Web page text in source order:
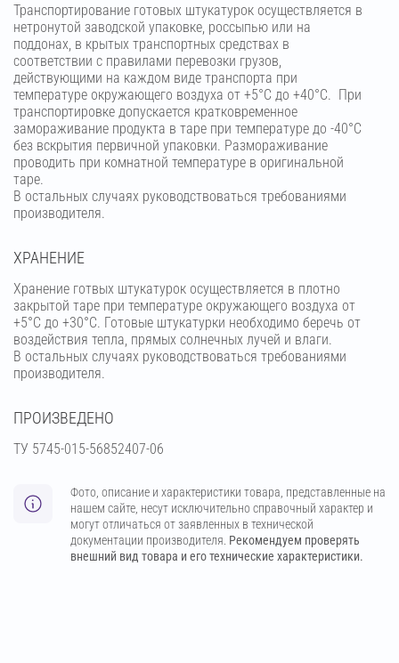
Транспортирование готовых штукатурок осуществляется в
нетронутой заводской упаковке, россыпью или на
поддонах, в крытых транспортных средствах в
соответствии с правилами перевозки грузов,
действующими на каждом виде транспорта при
температуре окружающего воздуха от +5°С до +40°С. При
транспортировке допускается кратковременное
замораживание продукта в таре при температуре до -40°С
без вскрытия первичной упаковки. Размораживание
проводить при комнатной температуре в оригинальной
таре.
В остальных случаях руководствоваться требованиями
производителя.
ХРАНЕНИЕ
Хранение готвых штукатурок осуществляется в плотно
закрытой таре при температуре окружающего воздуха от
+5°С до +30°С. Готовые штукатурки необходимо беречь от
воздействия тепла, прямых солнечных лучей и влаги.
В остальных случаях руководствоваться требованиями
производителя.
ПРОИЗВЕДЕНО
ТУ 5745-015-56852407-06
Фото, описание и характеристики товара, представленные на
нашем сайте, несут исключительно справочный характер и
могут отличаться от заявленных в технической
документации производителя. Рекомендуем проверять
внешний вид товара и его технические характеристики.